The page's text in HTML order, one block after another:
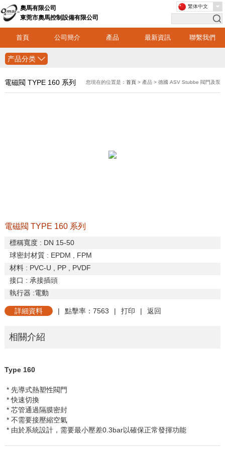
奧馬有限公司
東莞市奧馬控制設備有限公司
首頁 公司簡介 產品 最新資訊 聯繫我們
繁体中文
产品分类
電磁閥 TYPE 160 系列 您現在的位置是：首頁 > 產品 > 德國 ASV Stubbe 閥門及泵
電磁閥 TYPE 160 系列
標稱寬度: DN 15-50
球密封材質: EPDM , FPM
材料: PVC-U , PP , PVDF
接口 : 承接插頭
執行器 :電動
詳細資料 | 點擊率：7563 | 打印 | 返回
相關介紹
Type 160
* 先導式熱塑性閥門
* 快速切換
* 芯管通過隔膜密封
* 不需要接壓縮空氣
* 由於系統設計，需要最小壓差0.3bar以確保正常發揮功能